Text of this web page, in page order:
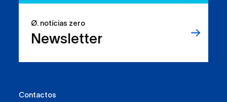
sabemos usá-los?
Ø. notícias zero
Newsletter
Contactos